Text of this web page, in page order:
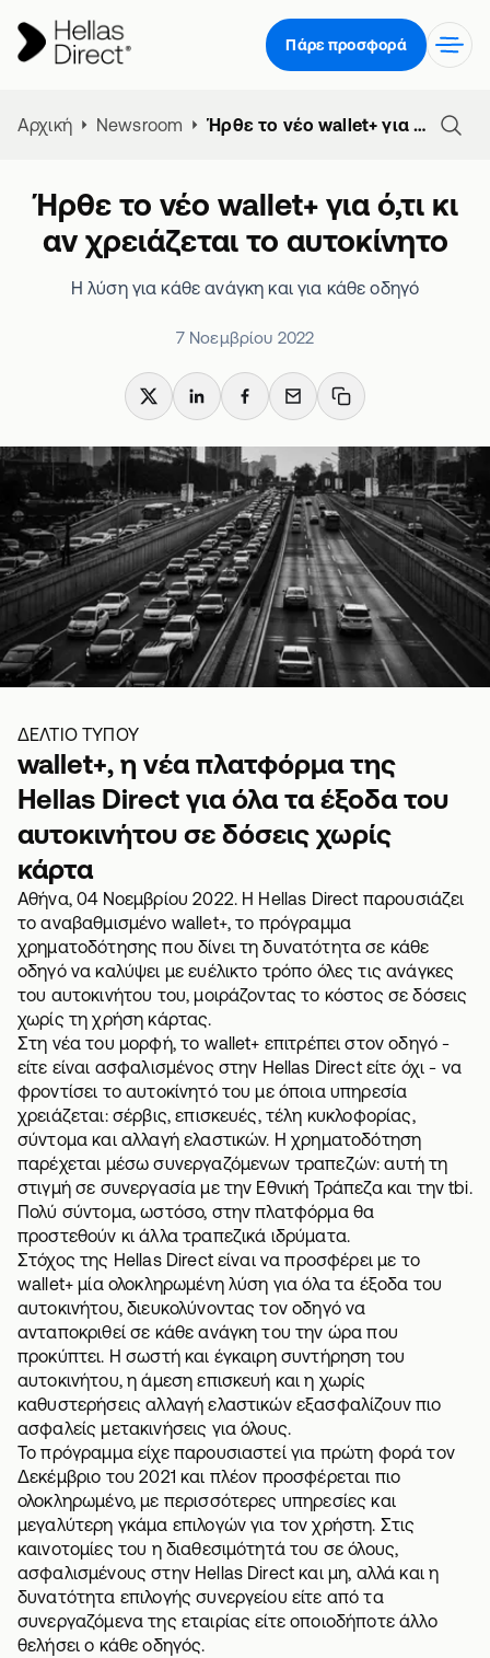
Πάρε προσφορά
Αρχική Newsroom Ήρθε το νέο wallet+ για ό,τι κι αν χρειάζεται το αυτοκίνητο
Ήρθε το νέο wallet+ για ό,τι κι
αν χρειάζεται το αυτοκίνητο
Η λύση για κάθε ανάγκη και για κάθε οδηγό
7 Νοεμβρίου 2022
X LinkedInFacebook
Email Copy link
ΔΕΛΤΙΟ ΤΥΠΟΥ
wallet+, η νέα πλατφόρμα της
Hellas Direct για όλα τα έξοδα του
αυτοκινήτου σε δόσεις χωρίς
κάρτα
Αθήνα, 04 Νοεμβρίου 2022. Η Hellas Direct παρουσιάζει
το αναβαθμισμένο wallet+, το πρόγραμμα
χρηματοδότησης που δίνει τη δυνατότητα σε κάθε
οδηγό να καλύψει με ευέλικτο τρόπο όλες τις ανάγκες
του αυτοκινήτου του, μοιράζοντας το κόστος σε δόσεις
χωρίς τη χρήση κάρτας.
Στη νέα του μορφή, το wallet+ επιτρέπει στον οδηγό -
είτε είναι ασφαλισμένος στην Hellas Direct είτε όχι - να
φροντίσει το αυτοκίνητό του με όποια υπηρεσία
χρειάζεται: σέρβις, επισκευές, τέλη κυκλοφορίας,
σύντομα και αλλαγή ελαστικών. Η χρηματοδότηση
παρέχεται μέσω συνεργαζόμενων τραπεζών: αυτή τη
στιγμή σε συνεργασία με την Εθνική Τράπεζα και την tbi.
Πολύ σύντομα, ωστόσο, στην πλατφόρμα θα
προστεθούν κι άλλα τραπεζικά ιδρύματα.
Στόχος της Hellas Direct είναι να προσφέρει με το
wallet+ μία ολοκληρωμένη λύση για όλα τα έξοδα του
αυτοκινήτου, διευκολύνοντας τον οδηγό να
ανταποκριθεί σε κάθε ανάγκη του την ώρα που
προκύπτει. Η σωστή και έγκαιρη συντήρηση του
αυτοκινήτου, η άμεση επισκευή και η χωρίς
καθυστερήσεις αλλαγή ελαστικών εξασφαλίζουν πιο
ασφαλείς μετακινήσεις για όλους.
Το πρόγραμμα είχε παρουσιαστεί για πρώτη φορά τον
Δεκέμβριο του 2021 και πλέον προσφέρεται πιο
ολοκληρωμένο, με περισσότερες υπηρεσίες και
μεγαλύτερη γκάμα επιλογών για τον χρήστη. Στις
καινοτομίες του η διαθεσιμότητά του σε όλους,
ασφαλισμένους στην Hellas Direct και μη, αλλά και η
δυνατότητα επιλογής συνεργείου είτε από τα
συνεργαζόμενα της εταιρίας είτε οποιοδήποτε άλλο
θελήσει ο κάθε οδηγός.